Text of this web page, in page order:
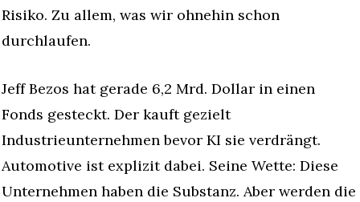
Risiko. Zu allem, was wir ohnehin schon
durchlaufen.
Jeff Bezos hat gerade 6,2 Mrd. Dollar in einen
Fonds gesteckt. Der kauft gezielt
Industrieunternehmen bevor KI sie verdrängt.
Automotive ist explizit dabei. Seine Wette: Diese
Unternehmen haben die Substanz. Aber werden die